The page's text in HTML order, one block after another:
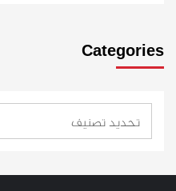
Categories